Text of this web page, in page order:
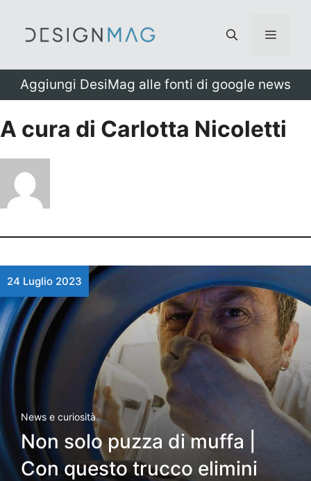
Menu
Aggiungi DesiMag alle fonti di google news
A cura di Carlotta Nicoletti
24 Luglio 2023
News e curiosità
Non solo puzza di muffa |
Con questo trucco elimini